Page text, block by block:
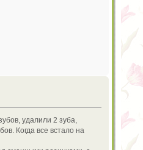
удалили 2 зуба,
Когда все встало на